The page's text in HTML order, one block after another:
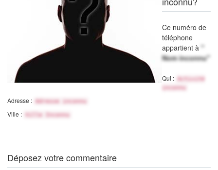
Ce numéro de
téléphone
appartient à "
Nom inconnu"
Qui :
Activité
inconnu
Adresse : Adresse inconnu
Ville : Ville Inconnu
Déposez votre commentaire